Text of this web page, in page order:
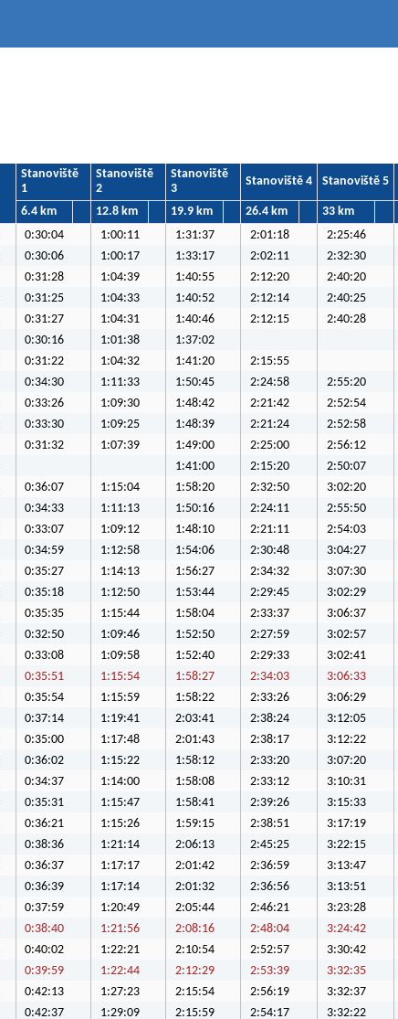
Stanoviště
1
Stanoviště
2
Stanoviště
3
Stanoviště 4 Stanoviště 5
6.4 km 12.8 km 19.9 km 26.4 km 33 km
0:30:04 1:00:11 1:31:37 2:01:18 2:25:46
0:30:06 1:00:17 1:33:17 2:02:11 2:32:30
0:31:28 1:04:39 1:40:55 2:12:20 2:40:20
0:31:25 1:04:33 1:40:52 2:12:14 2:40:25
0:31:27 1:04:31 1:40:46 2:12:15 2:40:28
0:30:16 1:01:38 1:37:02
0:31:22 1:04:32 1:41:20 2:15:55
0:34:30 1:11:33 1:50:45 2:24:58 2:55:20
0:33:26 1:09:30 1:48:42 2:21:42 2:52:54
0:33:30 1:09:25 1:48:39 2:21:24 2:52:58
0:31:32 1:07:39 1:49:00 2:25:00 2:56:12
1:41:00 2:15:20 2:50:07
0:36:07 1:15:04 1:58:20 2:32:50 3:02:20
0:34:33 1:11:13 1:50:16 2:24:11 2:55:50
0:33:07 1:09:12 1:48:10 2:21:11 2:54:03
0:34:59 1:12:58 1:54:06 2:30:48 3:04:27
0:35:27 1:14:13 1:56:27 2:34:32 3:07:30
0:35:18 1:12:50 1:53:44 2:29:45 3:02:29
0:35:35 1:15:44 1:58:04 2:33:37 3:06:37
0:32:50 1:09:46 1:52:50 2:27:59 3:02:57
0:33:08 1:09:58 1:52:40 2:29:33 3:02:41
0:35:51 1:15:54 1:58:27 2:34:03 3:06:33
0:35:54 1:15:59 1:58:22 2:33:26 3:06:29
0:37:14 1:19:41 2:03:41 2:38:24 3:12:05
0:35:00 1:17:48 2:01:43 2:38:17 3:12:22
0:36:02 1:15:22 1:58:12 2:33:20 3:07:20
0:34:37 1:14:00 1:58:08 2:33:12 3:10:31
0:35:31 1:15:47 1:58:41 2:39:26 3:15:33
0:36:21 1:15:26 1:59:15 2:38:51 3:17:19
0:38:36 1:21:14 2:06:13 2:45:25 3:22:15
0:36:37 1:17:17 2:01:42 2:36:59 3:13:47
0:36:39 1:17:14 2:01:32 2:36:56 3:13:51
0:37:59 1:20:49 2:05:44 2:46:21 3:23:28
0:38:40 1:21:56 2:08:16 2:48:04 3:24:42
0:40:02 1:22:21 2:10:54 2:52:57 3:30:42
0:39:59 1:22:44 2:12:29 2:53:39 3:32:35
0:42:13 1:27:23 2:15:54 2:56:19 3:32:37
0:42:37 1:29:09 2:15:59 2:54:17 3:32:22